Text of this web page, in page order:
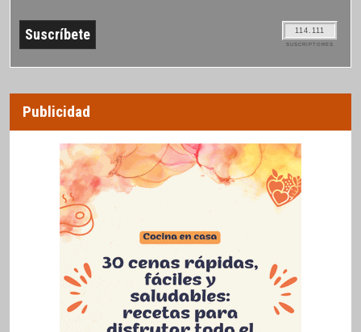
114.111
SUSCRIPTORES
Publicidad